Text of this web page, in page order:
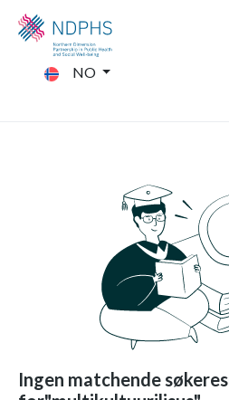
NO
Ingen matchende